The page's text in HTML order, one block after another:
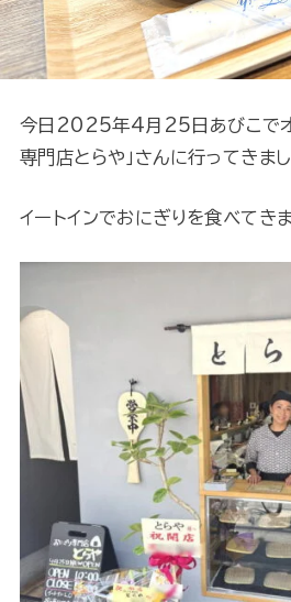
今日2025年4月25日あびこでオ
専門店とらや」さんに行ってきまし
イートインでおにぎりを食べて